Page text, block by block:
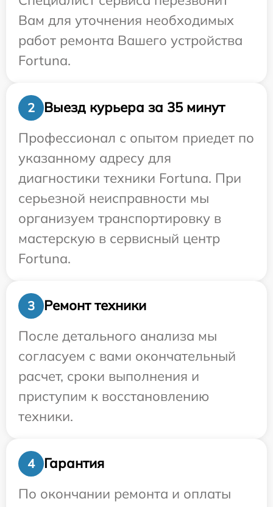
Вам для уточнения необходимых
работ ремонта Вашего устройства
Fortuna.
2
Выезд курьера за 35 минут
Профессионал с опытом приедет по
указанному адресу для
диагностики техники Fortuna. При
серьезной неисправности мы
организуем транспортировку в
мастерскую в сервисный центр
Fortuna.
3
Ремонт техники
После детального анализа мы
согласуем с вами окончательный
расчет, сроки выполнения и
приступим к восстановлению
техники.
4
Гарантия
По окончании ремонта и оплаты